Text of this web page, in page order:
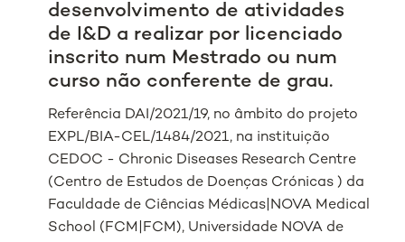
desenvolvimento de atividades
de I&D a realizar por licenciado
inscrito num Mestrado ou num
curso não conferente de grau.
Referência DAI/2021/19, no âmbito do projeto
EXPL/BIA-CEL/1484/2021, na instituição
CEDOC - Chronic Diseases Research Centre
(Centro de Estudos de Doenças Crónicas ) da
Faculdade de Ciências Médicas|NOVA Medical
School (FCM|FCM), Universidade NOVA de